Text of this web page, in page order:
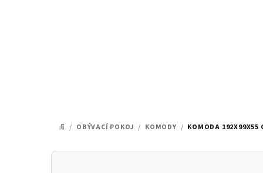
DOMŮ
/ OBÝVACÍ POKOJ / KOMODY / KOMODA 192X99X55
P